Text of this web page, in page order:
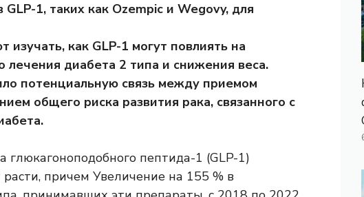
1, таких как Ozempic и Wegovy, для
как GLP-1 могут повлиять на
лечения диабета 2 типа и снижения веса.
потенциальную связь между приемом
общего риска развития рака, связанного с
глюкагоноподобного пептида-1 (GLP-1)
причем Увеличение на 155 % в